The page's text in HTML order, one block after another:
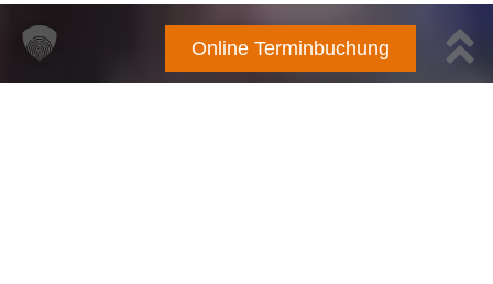
Online Terminbuchung